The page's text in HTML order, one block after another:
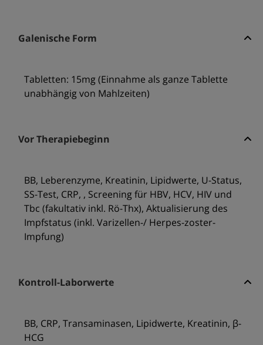
Galenische Form
Tabletten: 15mg (Einnahme als ganze Tablette
unabhängig von Mahlzeiten)
Vor Therapiebeginn
BB, Leberenzyme, Kreatinin, Lipidwerte, U-Status,
SS-Test, CRP, , Screening für HBV, HCV, HIV und
Tbc (fakultativ inkl. Rö-Thx), Aktualisierung des
Impfstatus (inkl. Varizellen-/ Herpes-zoster-
Impfung)
Kontroll-Laborwerte
BB, CRP, Transaminasen, Lipidwerte, Kreatinin, β-
HCG